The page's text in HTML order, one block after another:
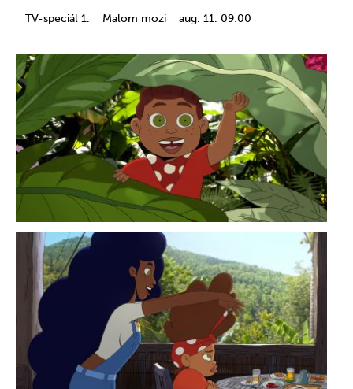
TV-speciál 1. Malom mozi aug. 11. 09:00